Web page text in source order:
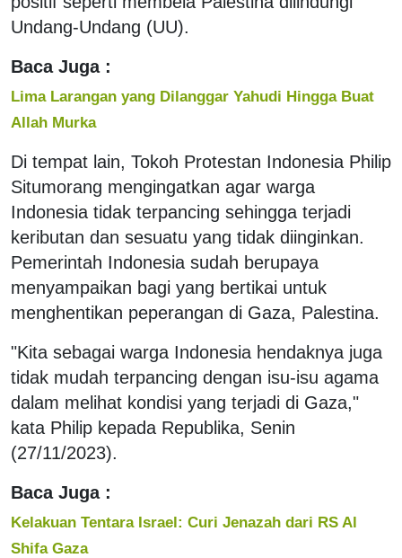
Undang-Undang (UU).
Baca Juga :
Lima Larangan yang Dilanggar Yahudi Hingga Buat
Allah Murka
Di tempat lain, Tokoh Protestan Indonesia Philip
Situmorang mengingatkan agar warga
Indonesia tidak terpancing sehingga terjadi
keributan dan sesuatu yang tidak diinginkan.
Pemerintah Indonesia sudah berupaya
menyampaikan bagi yang bertikai untuk
menghentikan peperangan di Gaza, Palestina.
"Kita sebagai warga Indonesia hendaknya juga
tidak mudah terpancing dengan isu-isu agama
dalam melihat kondisi yang terjadi di Gaza,"
kata Philip kepada Republika, Senin
(27/11/2023).
Baca Juga :
Kelakuan Tentara Israel: Curi Jenazah dari RS Al
Shifa Gaza